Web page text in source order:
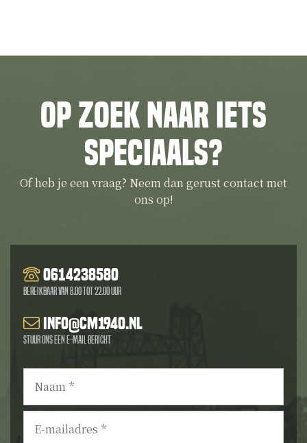
Op zoek naar iets
speciaals?
Of heb je een vraag? Neem dan gerust contact met
ons op!
0614238580
Bereikbaar van 8.00 tot 22.00 uur
info@cm1940.nl
Stuur ons een e-mail bericht
Naam *
E-
mailadres *